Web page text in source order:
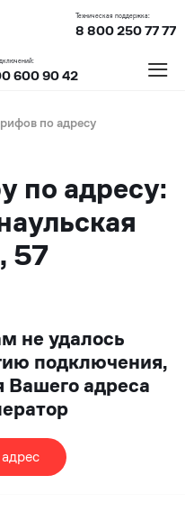
Техническая поддержка:
8 800 250 77 77
600 90 42 ≡
по адресу
по адресу:
57
не удалось
подключения,
адреса